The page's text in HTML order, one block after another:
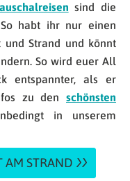
sind die
habt ihr nur einen
und Strand und könnt
So wird euer All
entspannter, als er
zu den schönsten
in unserem
AM STRAND